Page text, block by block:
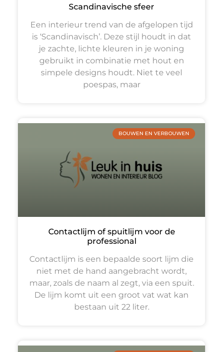
Scandinavische sfeer
Een interieur trend van de afgelopen tijd
is ‘Scandinavisch’. Deze stijl houdt in dat
je zachte, lichte kleuren in je woning
gebruikt in combinatie met hout en
simpele designs houdt. Niet te veel
poespas, maar
BOUWEN EN VERBOUWEN
Contactlijm of spuitlijm voor de
professional
Contactlijm is een bepaalde soort lijm die
niet met de hand aangebracht wordt,
maar, zoals de naam al zegt, via een spuit.
De lijm komt uit een groot vat wat kan
bestaan uit 22 liter.